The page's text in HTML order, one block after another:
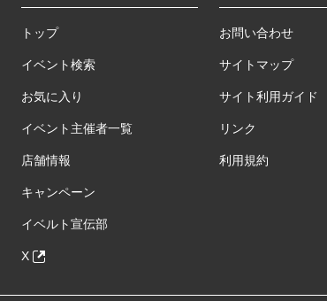
トップ
イベント検索
お気に入り
イベント主催者一覧
店舗情報
キャンペーン
イベルト宣伝部
X
お問い合わせ
サイトマップ
サイト利用ガイド
リンク
利用規約